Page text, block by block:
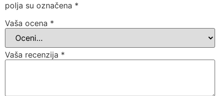
polja su označena *
Vaša ocena *
Vaša recenzija *